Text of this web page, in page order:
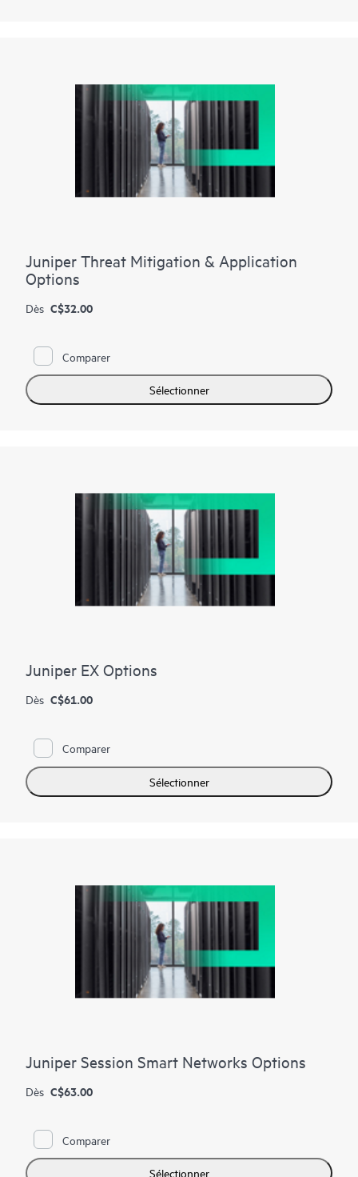
Juniper Threat Mitigation & Application
Options
Dès C$32.00
Comparer
Sélectionner
Juniper EX Options
Dès C$61.00
Comparer
Sélectionner
Juniper Session Smart Networks Options
Dès C$63.00
Comparer
Sélectionner